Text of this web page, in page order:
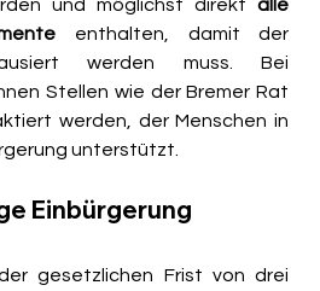
und möglichst direkt alle
enthalten, damit der
werden muss. Bei
Stellen wie der Bremer Rat
werden, der Menschen in
unterstützt.
Einbürgerung
gesetzlichen Frist von drei